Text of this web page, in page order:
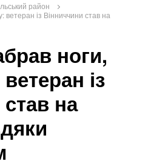
район
ветеран із Вінниччини став на
ноги,
із
на